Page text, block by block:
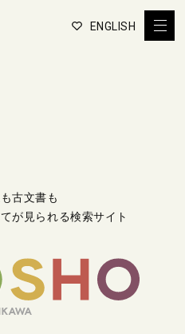
ENGLISH
古文書も
が見られる検索サイト